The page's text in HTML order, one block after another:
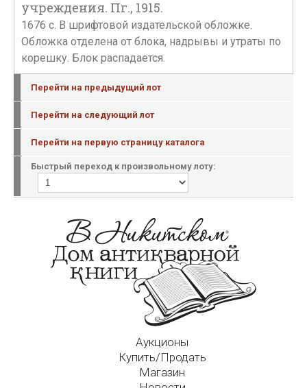
учреждения. Пг., 1915.
1676 с. В шрифтовой издательской обложке.
Обложка отделена от блока, надрывы и утраты по
корешку. Блок распадается.
Перейти на предыдущий лот
Перейти на следующий лот
Перейти на первую страницу каталога
Быстрый переход к произвольному лоту:
Аукционы
Купить/Продать
Магазин